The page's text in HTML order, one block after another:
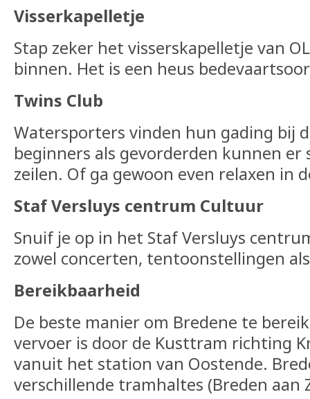
Visserkapelletje
Stap zeker het visserskapelletje van
binnen. Het is een heus
Twins Club
Watersporters vinden hun gading bij
beginners als gevorderden kunnen
zeilen. Of ga gewoon even relaxen in
Staf Versluys centrum Cultuur
Snuif je op in het Staf Versluys
zowel concerten, tentoonstellingen
Bereikbaarheid
De beste manier om Bredene te
vervoer is door de Kusttram richting
vanuit het station van Oostende.
verschillende tramhaltes (Breden aan